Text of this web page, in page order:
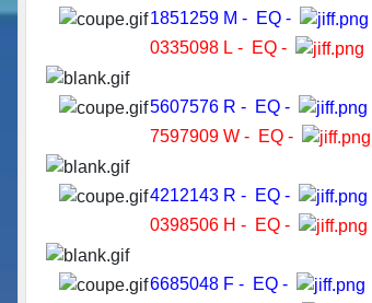
1851259 M - EQ -
0335098 L - EQ -
5607576 R - EQ -
7597909 W - EQ -
4212143 R - EQ -
0398506 H - EQ -
6685048 F - EQ -